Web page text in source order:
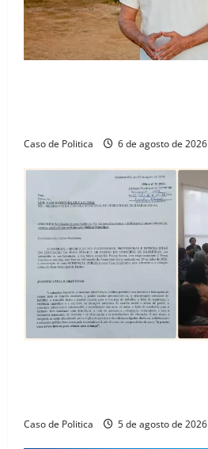
Caso de Politica 6 de agosto de 2026
Caso de Politica 5 de agosto de 2026